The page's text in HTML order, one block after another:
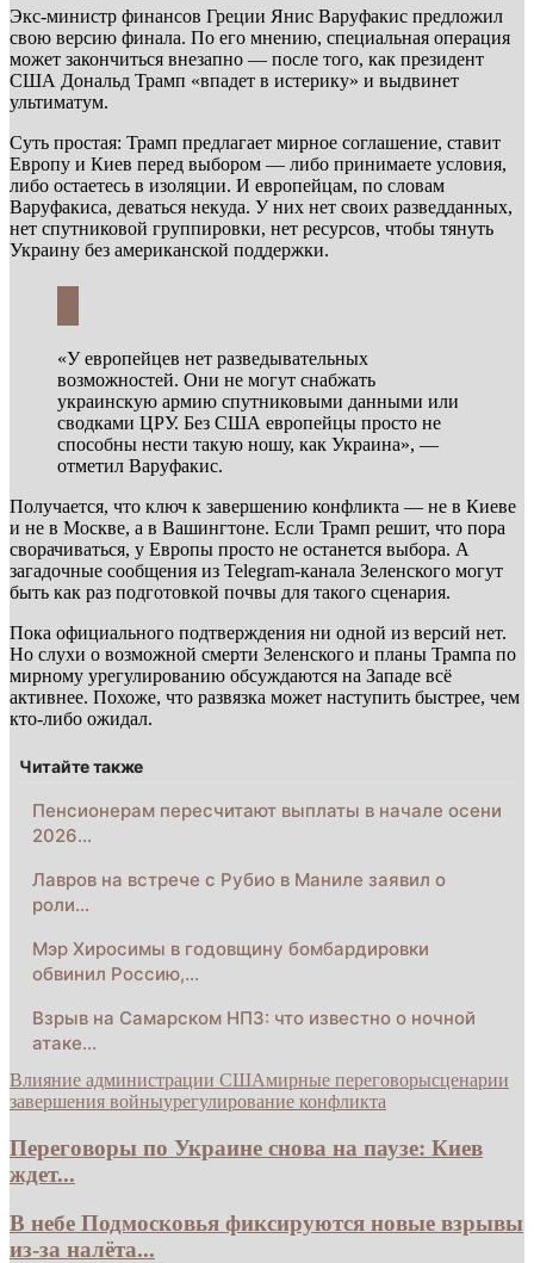
Экс-министр финансов Греции Янис Варуфакис предложил
свою версию финала. По его мнению, специальная операция
может закончиться внезапно — после того, как президент
США Дональд Трамп «впадет в истерику» и выдвинет
ультиматум.
Суть простая: Трамп предлагает мирное соглашение, ставит
Европу и Киев перед выбором — либо принимаете условия,
либо остаетесь в изоляции. И европейцам, по словам
Варуфакиса, деваться некуда. У них нет своих разведданных,
нет спутниковой группировки, нет ресурсов, чтобы тянуть
Украину без американской поддержки.
«У европейцев нет разведывательных
возможностей. Они не могут снабжать
украинскую армию спутниковыми данными или
сводками ЦРУ. Без США европейцы просто не
способны нести такую ношу, как Украина», —
отметил Варуфакис.
Получается, что ключ к завершению конфликта — не в Киеве
и не в Москве, а в Вашингтоне. Если Трамп решит, что пора
сворачиваться, у Европы просто не останется выбора. А
загадочные сообщения из Telegram-канала Зеленского могут
быть как раз подготовкой почвы для такого сценария.
Пока официального подтверждения ни одной из версий нет.
Но слухи о возможной смерти Зеленского и планы Трампа по
мирному урегулированию обсуждаются на Западе всё
активнее. Похоже, что развязка может наступить быстрее, чем
кто-либо ожидал.
Читайте также
Пенсионерам пересчитают выплаты в начале осени
2026…
Лавров на встрече с Рубио в Маниле заявил о
роли…
Мэр Хиросимы в годовщину бомбардировки
обвинил Россию,…
Взрыв на Самарском НПЗ: что известно о ночной
атаке…
Влияние администрации СШАмирные переговорысценарии
завершения войныурегулирование конфликта
Переговоры по Украине снова на паузе: Киев
ждет...
В небе Подмосковья фиксируются новые взрывы
из-за налёта...